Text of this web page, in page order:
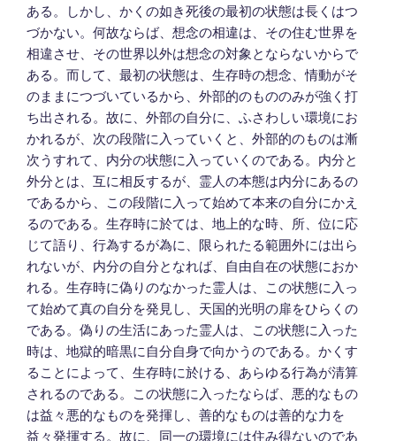
ある。しかし、かくの如き死後の最初の状態は長くはつ
づかない。何故ならば、想念の相違は、その住む世界を
相違させ、その世界以外は想念の対象とならないからで
ある。而して、最初の状態は、生存時の想念、情動がそ
のままにつづいているから、外部的のもののみが強く打
ち出される。故に、外部の自分に、ふさわしい環境にお
かれるが、次の段階に入っていくと、外部的のものは漸
次うすれて、内分の状態に入っていくのである。内分と
外分とは、互に相反するが、霊人の本態は内分にあるの
であるから、この段階に入って始めて本来の自分にかえ
るのである。生存時に於ては、地上的な時、所、位に応
じて語り、行為するが為に、限られたる範囲外には出ら
れないが、内分の自分となれば、自由自在の状態におか
れる。生存時に偽りのなかった霊人は、この状態に入っ
て始めて真の自分を発見し、天国的光明の扉をひらくの
である。偽りの生活にあった霊人は、この状態に入った
時は、地獄的暗黒に自分自身で向かうのである。かくす
ることによって、生存時に於ける、あらゆる行為が清算
されるのである。この状態に入ったならば、悪的なもの
は益々悪的なものを発揮し、善的なものは善的な力を
益々発揮する。故に、同一の環境には住み得ないのであ